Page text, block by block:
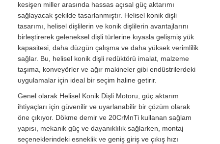
kesişen miller arasında hassas açısal güç aktarımı
sağlayacak şekilde tasarlanmıştır. Helisel konik dişli
tasarımı, helisel dişlilerin ve konik dişlilerin avantajlarını
birleştirerek geleneksel dişli türlerine kıyasla gelişmiş yük
kapasitesi, daha düzgün çalışma ve daha yüksek verimlilik
sağlar. Bu, helisel konik dişli redüktörü imalat, malzeme
taşıma, konveyörler ve ağır makineler gibi endüstrilerdeki
uygulamalar için ideal bir seçim haline getirir.
Genel olarak Helisel Konik Dişli Motoru, güç aktarım
ihtiyaçları için güvenilir ve uyarlanabilir bir çözüm olarak
öne çıkıyor. Dökme demir ve 20CrMnTi kullanan sağlam
yapısı, mekanik güç ve dayanıklılık sağlarken, montaj
seçeneklerindeki esneklik ve geniş giriş ve çıkış hızı